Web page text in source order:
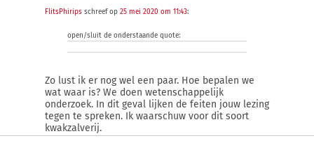
FlitsPhirips schreef op 25 mei 2020 om 11:43:
open/sluit de onderstaande quote:
Zo lust ik er nog wel een paar. Hoe bepalen we
wat waar is? We doen wetenschappelijk
onderzoek. In dit geval lijken de feiten jouw lezing
tegen te spreken. Ik waarschuw voor dit soort
kwakzalverij.